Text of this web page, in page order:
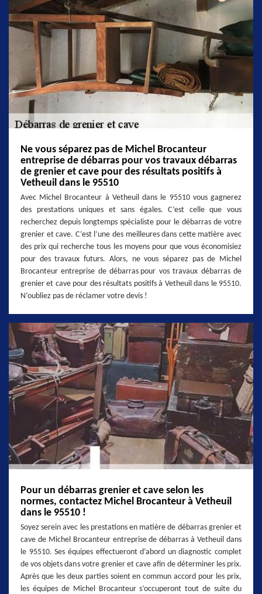
Ne vous séparez pas de Michel Brocanteur
entreprise de débarras pour vos travaux débarras
de grenier et cave pour des résultats positifs à
Vetheuil dans le 95510
Avec Michel Brocanteur à Vetheuil dans le 95510 vous gagnerez
des prestations uniques et sans égales. C’est celle que vous
recherchez depuis longtemps spécialiste pour le débarras de votre
grenier et cave. C’est l’une des meilleures dans cette matière avec
des prix qui recherche tous les moyens pour que vous économisiez
pour des travaux futurs. Alors, ne vous séparez pas de Michel
Brocanteur entreprise de débarras pour vos travaux débarras de
grenier et cave pour des résultats positifs à Vetheuil dans le 95510.
N’oubliez pas de réclamer votre devis !
Pour un débarras grenier et cave selon les
normes, contactez Michel Brocanteur à Vetheuil
dans le 95510 !
Soyez serein avec les prestations en matière de débarras grenier et
cave de Michel Brocanteur entreprise de débarras à Vetheuil dans
le 95510. Ses équipes effectueront d’abord un diagnostic complet
de vos objets dans votre grenier et cave afin de déterminer les prix.
Après que les deux parties soient en commun accord pour les prix,
les équipes de Michel Brocanteur s’occuperont tout de suite du